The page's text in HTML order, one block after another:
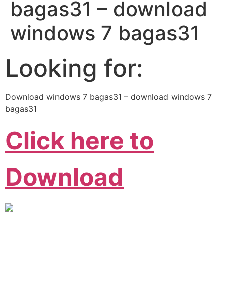
bagas31 – download
windows 7 bagas31
Looking for:
Download windows 7 bagas31 – download windows 7
bagas31
Click here to
Download